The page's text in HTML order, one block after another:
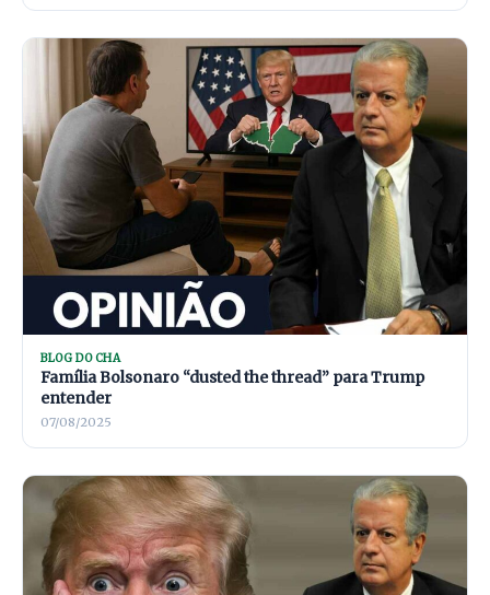
BLOG DO CHA
Família Bolsonaro “dusted the thread” para Trump
entender
07/08/2025